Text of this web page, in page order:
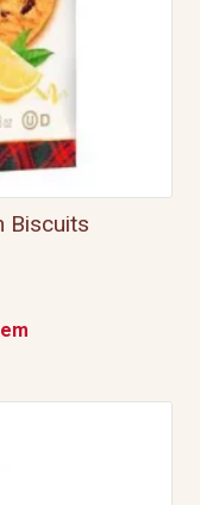
Biscuits